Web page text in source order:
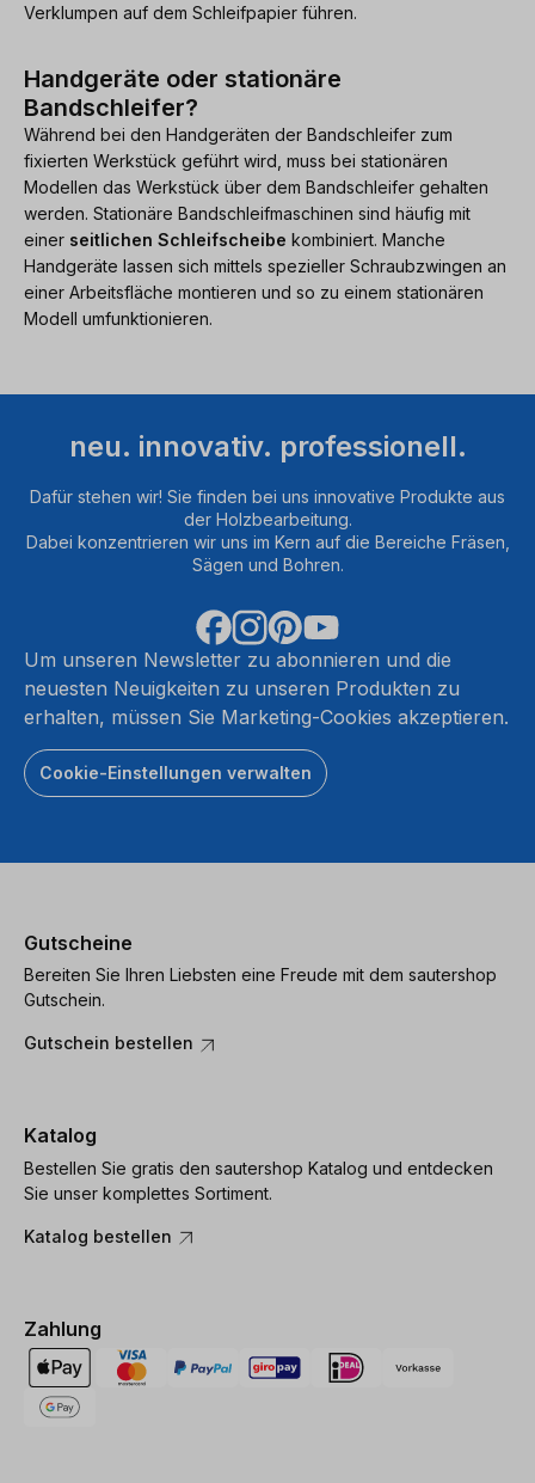
Verklumpen auf dem Schleifpapier führen.
Handgeräte oder stationäre
Bandschleifer?
Während bei den Handgeräten der Bandschleifer zum
fixierten Werkstück geführt wird, muss bei stationären
Modellen das Werkstück über dem Bandschleifer gehalten
werden. Stationäre Bandschleifmaschinen sind häufig mit
einer seitlichen Schleifscheibe kombiniert. Manche
Handgeräte lassen sich mittels spezieller Schraubzwingen an
einer Arbeitsfläche montieren und so zu einem stationären
Modell umfunktionieren.
neu. innovativ. professionell.
Dafür stehen wir! Sie finden bei uns innovative Produkte aus
der Holzbearbeitung.
Dabei konzentrieren wir uns im Kern auf die Bereiche Fräsen,
Sägen und Bohren.
Um unseren Newsletter zu abonnieren und die
neuesten Neuigkeiten zu unseren Produkten zu
erhalten, müssen Sie Marketing-Cookies akzeptieren.
Cookie-Einstellungen verwalten
Gutscheine
Bereiten Sie Ihren Liebsten eine Freude mit dem sautershop
Gutschein.
Gutschein bestellen
Katalog
Bestellen Sie gratis den sautershop Katalog und entdecken
Sie unser komplettes Sortiment.
Katalog bestellen
Zahlung